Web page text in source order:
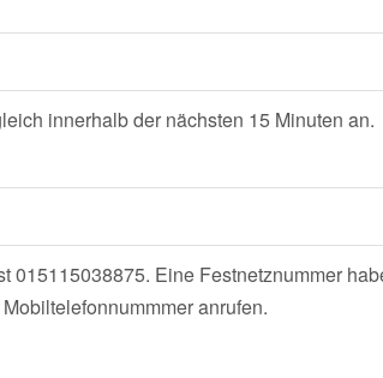
innerhalb der nächsten 15 Minuten an.
015115038875. Eine Festnetznummer
anrufen.